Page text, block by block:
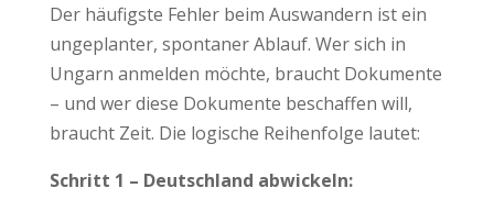
Der häufigste Fehler beim Auswandern ist ein
ungeplanter, spontaner Ablauf. Wer sich in
Ungarn anmelden möchte, braucht Dokumente
– und wer diese Dokumente beschaffen will,
braucht Zeit. Die logische Reihenfolge lautet:
Schritt 1 – Deutschland abwickeln: